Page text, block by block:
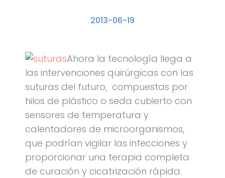
2013-06-19
Ahora la tecnología llega a
las intervenciones quirúrgicas con las
suturas del futuro, compuestas por
hilos de plástico o seda cubierto con
sensores de temperatura y
calentadores de microorganismos,
que podrían vigilar las infecciones y
proporcionar una terapia completa
de curación y cicatrización rápida.